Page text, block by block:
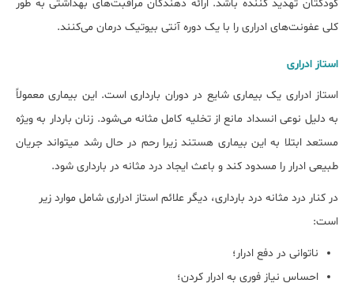
کودک‎تان تهدید کننده باشد. ارائه دهندگان مراقبت‌های بهداشتی به طور
کلی عفونت‌های ادراری را با یک دوره آنتی بیوتیک درمان می‌کنند.
استاز ادراری
استاز ادراری یک بیماری شایع در دوران بارداری است. این بیماری معمولاً
به دلیل نوعی انسداد مانع از تخلیه کامل مثانه می‌شود. زنان باردار به ویژه
مستعد ابتلا به این بیماری هستند زیرا رحم در حال رشد می‎تواند جریان
طبیعی ادرار را مسدود کند و باعث ایجاد درد مثانه در بارداری شود.
در کنار درد مثانه درد بارداری، دیگر علائم استاز ادراری شامل موارد زیر
است:
ناتوانی در دفع ادرار؛
احساس نیاز فوری به ادرار کردن؛